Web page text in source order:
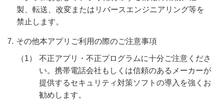
製、転送、改変またはリバースエンジニアリング等を
禁止します。
その他本アプリご利用の際のご注意事項
不正アプリ・不正プログラムに十分ご注意くださ
い。携帯電話会社もしくは信頼のあるメーカーが
提供するセキュリティ対策ソフトの導入を強くお
勧めします。